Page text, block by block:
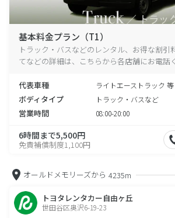
基本料金プラン（T1）
トラック・バスなどのレンタル、お得な割引
てなどの詳細は、こちらから各店舗にお電話
代表車種 ライトエーストラック 等
ボディタイプ トラック・バスなど
営業時間 08:00-20:00
6時間まで5,500円
免責補償制度1,100円
オールドメモリーズから 4235m
トヨタレンタカー自由ヶ丘
世田谷区奥沢6-19-23